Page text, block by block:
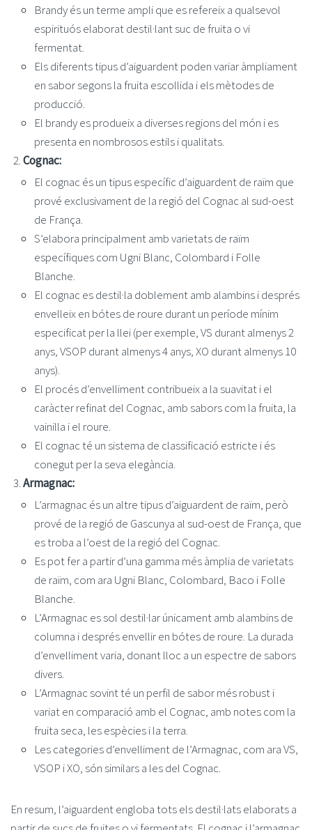
Brandy és un terme ampli que es refereix a qualsevol
espirituós elaborat destil·lant suc de fruita o vi
fermentat.
Els diferents tipus d’aiguardent poden variar àmpliament
en sabor segons la fruita escollida i els mètodes de
producció.
El brandy es produeix a diverses regions del món i es
presenta en nombrosos estils i qualitats.
Cognac:
El cognac és un tipus específic d’aiguardent de raïm que
prové exclusivament de la regió del Cognac al sud-oest
de França.
S’elabora principalment amb varietats de raïm
específiques com Ugni Blanc, Colombard i Folle
Blanche.
El cognac es destil·la doblement amb alambins i després
envelleix en bótes de roure durant un període mínim
especificat per la llei (per exemple, VS durant almenys 2
anys, VSOP durant almenys 4 anys, XO durant almenys 10
anys).
El procés d’envelliment contribueix a la suavitat i el
caràcter refinat del Cognac, amb sabors com la fruita, la
vainilla i el roure.
El cognac té un sistema de classificació estricte i és
conegut per la seva elegància.
Armagnac:
L’armagnac és un altre tipus d’aiguardent de raïm, però
prové de la regió de Gascunya al sud-oest de França, que
es troba a l’oest de la regió del Cognac.
Es pot fer a partir d’una gamma més àmplia de varietats
de raïm, com ara Ugni Blanc, Colombard, Baco i Folle
Blanche.
L’Armagnac es sol destil·lar únicament amb alambins de
columna i després envellir en bótes de roure. La durada
d’envelliment varia, donant lloc a un espectre de sabors
divers.
L’Armagnac sovint té un perfil de sabor més robust i
variat en comparació amb el Cognac, amb notes com la
fruita seca, les espècies i la terra.
Les categories d’envelliment de l’Armagnac, com ara VS,
VSOP i XO, són similars a les del Cognac.
En resum, l’aiguardent engloba tots els destil·lats elaborats a